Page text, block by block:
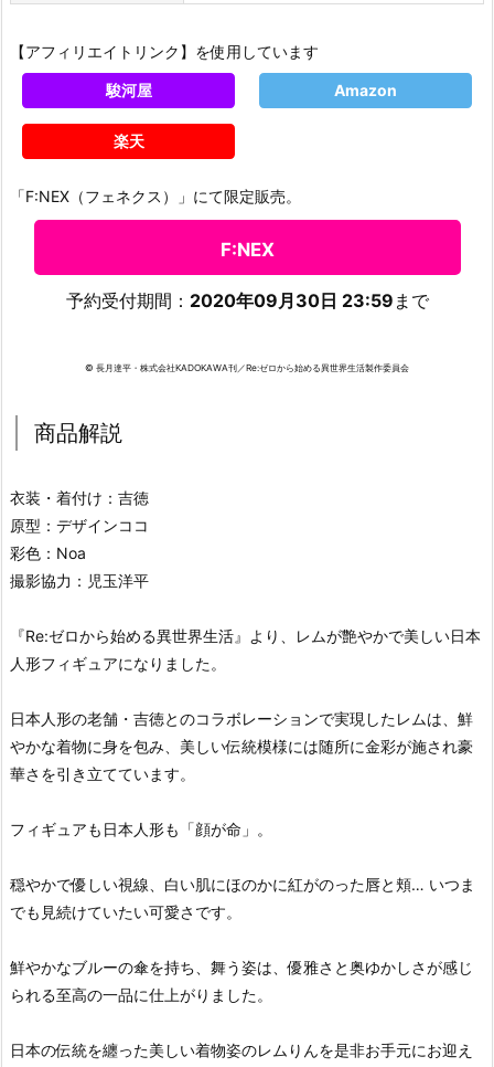
【アフィリエイトリンク】を使用しています
駿河屋 Amazon
楽天
「F:NEX（フェネクス）」にて限定販売。
F:NEX
予約受付期間： 2020年09月30日 23:59 まで
© 長月達平・株式会社KADOKAWA刊／Re:ゼロから始める異世界生活製作委員会
商品解説
衣装・着付け：吉徳
原型：デザインココ
彩色：Noa
撮影協力：児玉洋平
『Re:ゼロから始める異世界生活』より、レムが艶やかで美しい日本
人形フィギュアになりました。
日本人形の老舗・吉徳とのコラボレーションで実現したレムは、鮮
やかな着物に身を包み、美しい伝統模様には随所に金彩が施され豪
華さを引き立てています。
フィギュアも日本人形も「顔が命」。
穏やかで優しい視線、白い肌にほのかに紅がのった唇と頬… いつま
でも見続けていたい可愛さです。
鮮やかなブルーの傘を持ち、舞う姿は、優雅さと奥ゆかしさが感じ
られる至高の一品に仕上がりました。
日本の伝統を纏った美しい着物姿のレムりんを是非お手元にお迎え